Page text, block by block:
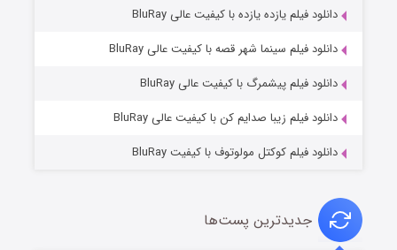
شکست استوارت در نجات جهان
دانلود فیلم یازده یازده با کیفیت عالی BluRay
دانلود فیلم سینما شهر قصه با کیفیت عالی BluRay
دانلود فیلم پیشمرگ با کیفیت عالی BluRay
دانلود فیلم زیبا صدایم کن با کیفیت عالی BluRay
دانلود فیلم کوکتل مولوتوف با کیفیت BluRay
جدیدترین پست‌ها